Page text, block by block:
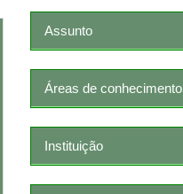
Assunto
Áreas de conhecimento
Instituição